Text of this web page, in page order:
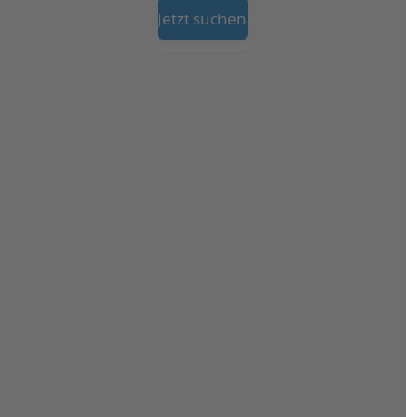
Jetzt suchen auf Booking.com